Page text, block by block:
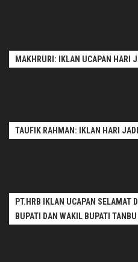
MAKHRURI: IKLAN UCAPAN HARI
TAUFIK RAHMAN: IKLAN HARI
PT.HRB IKLAN UCAPAN SELAMAT
BUPATI DAN WAKIL BUPATI TANBU